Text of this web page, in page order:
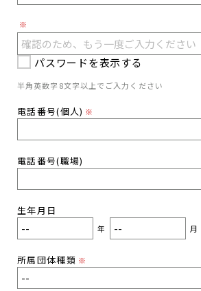
※
パスワードを表示する
半角英数字8文字以上でご入力ください
電話番号(個人) ※
電話番号(職場)
生年月日
年 月
所属団体種類 ※